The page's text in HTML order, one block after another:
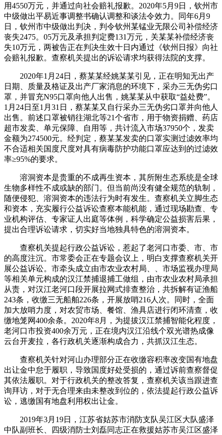
用4550万元，并通过向社会赔礼报歉。2020年5月9日，钦州市
中级做出平易近事调整书确认调整和谈法令效力。同年6月9
日，钦州市中级做出判决，判令钦州某锰业无限公司补偿经济
丧失2475。05万元及承担判定费131万元，关某某补偿经济丧
失10万元，两被告正在判决生效十日内通过《钦州日报》向社
会赔礼报歉。查察机关提出的诉讼请求均获得法院的支撑。
2020年1月24日，蔡某某经姚某某引见，正在明知无出产
日期、质量及格证及出产厂家消息的环境下，采办三无伪劣口
罩，并冒充N95口罩向他人出售，姚某某从中获取“益处费”。
1月24日至1月31日，蔡某某又自行采办三无伪劣口罩并向他人
出售。前述口罩被销往湖北等21个省市，用于物资捐赠、药店
超市发卖、单元保障、自用等，共计流入市场37950个，发卖
金额为274500元。经判定，蔡某某发卖的口罩实测过滤效率均
不合适相关国度尺度对具有病毒防护功能口罩应达到的过滤效
率≥95%的要求。
溶洞资本是贵重的不成再生资本，其所附生态系统是全球
生物多样性不成或缺的部门。但当前尚没有健全规范的轨制，
随便侵犯、溶洞资本的违法行为时有发生。查察机关立脚生态
和资本，充实履行公益诉讼查察本能机能，通过现场勘查、专
业机构评估、专家证人出庭等体例，科学确定公益损害后果，
提出合理诉讼请求，切实好当地独具特色的溶洞资本。
查察机关提起行政公益诉讼，惹起了老河口市委、市、市
的高度注沉。市常委会正在专题会议上，明白支撑查察机关开
展公益诉讼。市牵头成立由市农业农村局、、市场监视办理局
等相关单元构成的汉江禁捕退捕工做组，由市农业农村局承担
从责，对汉江老河口段开展拉网式排查整治，共拆解有证渔船
243条，收缴三无船舶226条，开展放哨216人次。同时，全面
加大放哨力度，对农贸市场、餐馆、渔具店进行闭环清查，收
缴地笼网400余条。2020年8月，为提拔汉江禁捕智能化程度，
老河口市投资400余万元，正在境内汉江沿线个双光谱热成像
云台开麦拉，各行政机关逐渐构成合力，共抓汉江生态。
查察机关针对河山办理部分正在收缴容积率改变国有地盘
出让金中怠于履职，导致国度好处受损的，通过诉前查察督促
其依法履职。对于行政机关的整改答复，查察机关该当跟进查
询拜访，对于无合理来由未整改到位的，依法提起行政公益诉
讼，逃缴国有地盘利用权出让金。
2019年3月19日，江苏省姑苏市消防支队吴江区大队盛泽
中队副班长、四级消防士刘磊同志正在救援姑苏市吴江区盛泽